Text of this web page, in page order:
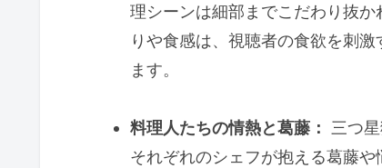
理シーンは細部までこだわり抜
りや食感は、視聴者の食欲を刺
ます。
料理人たちの情熱と葛藤： 三つ
それぞれのシェフが抱える葛藤